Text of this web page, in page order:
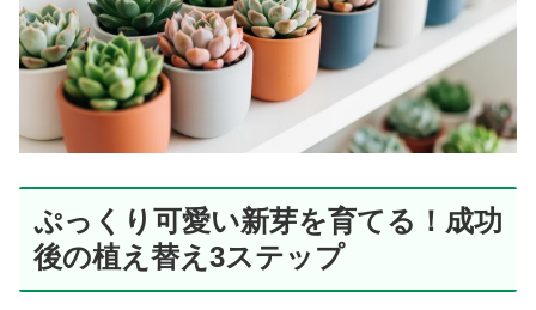
ぷっくり可愛い新芽を育てる！成功
後の植え替え3ステップ